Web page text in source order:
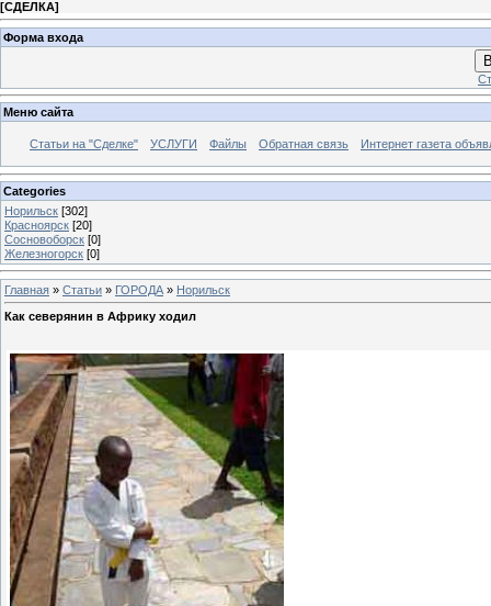
[СДЕЛКА]
Форма входа
Меню сайта
Статьи на "Сделке" УСЛУГИ Файлы Обратная связь Интернет газета
Categories
Норильск [302]
Красноярск [20]
Сосновоборск [0]
Железногорск [0]
Главная » Статьи » ГОРОДА » Норильск
Как северянин в Африку ходил